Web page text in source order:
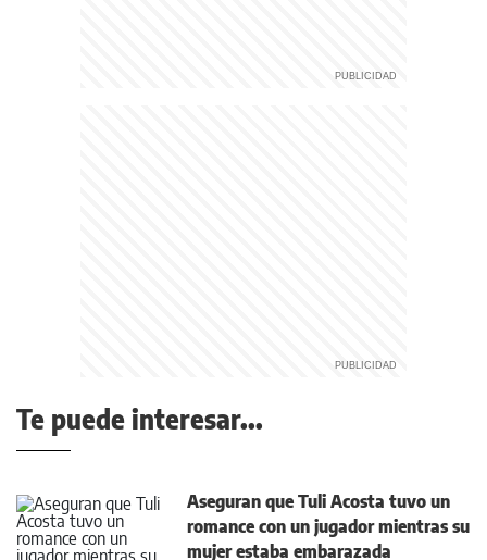
Te puede interesar...
Aseguran que Tuli Acosta tuvo un
romance con un jugador mientras su
mujer estaba embarazada